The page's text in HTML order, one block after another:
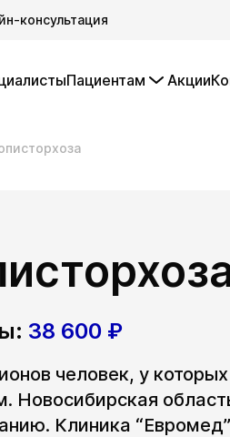
консультация
Пациентам Акции
38 600 ₽
человек, у
Новосибирская
Клиника